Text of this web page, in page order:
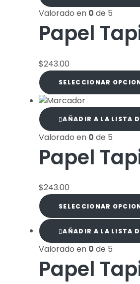
Valorado en 0 de 5
Papel
$243.00
SELECCIONAR
AÑADIR A LA LISTA
Valorado en 0 de 5
Papel
$243.00
SELECCIONAR
AÑADIR A LA LISTA
Valorado en 0 de 5
Papel